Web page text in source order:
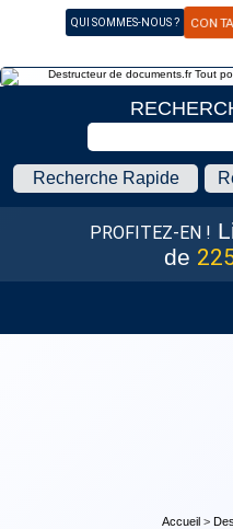
QUI SOMMES-NOUS ?
Recherche Rapide
PROFITEZ-EN !
de
Accueil >